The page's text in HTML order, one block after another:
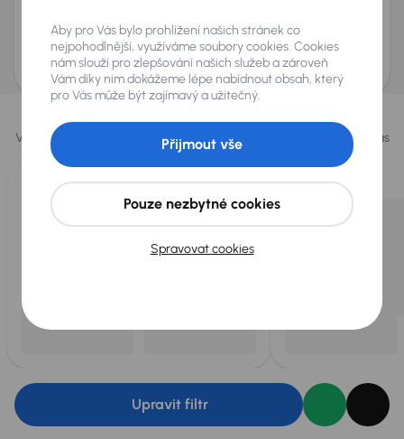
AURES Holdings a.s., se sídlem Dopraváků 874/15, Čimice, 184 00 Praha 8 bude
uchovávat a zpracovávat vaše osobní údaje v souladu se zásadami ochrany a
zpracováníosobních údajů.
Vybrali jsme pro vás
Vybíráme pro vás ty nejlepší vozy
z naší nabídky. Každý den pro vás
vykoupíme až 400 vozů
Upravit filtr
Aby pro Vás bylo prohlížení našich stránek co
nejpohodlnější, využíváme soubory cookies. Cookies
nám slouží pro zlepšování našich služeb a zároveň
Vám díky nim dokážeme lépe nabídnout obsah, který
pro Vás může být zajímavý a užitečný.
Spravovat cookies
Pouze nezbytné cookies
Přijmout vše